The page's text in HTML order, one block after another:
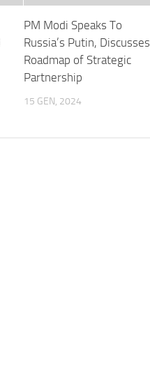
PM Modi Speaks To
Russia’s Putin, Discusses
Roadmap of Strategic
Partnership
15 GEN, 2024